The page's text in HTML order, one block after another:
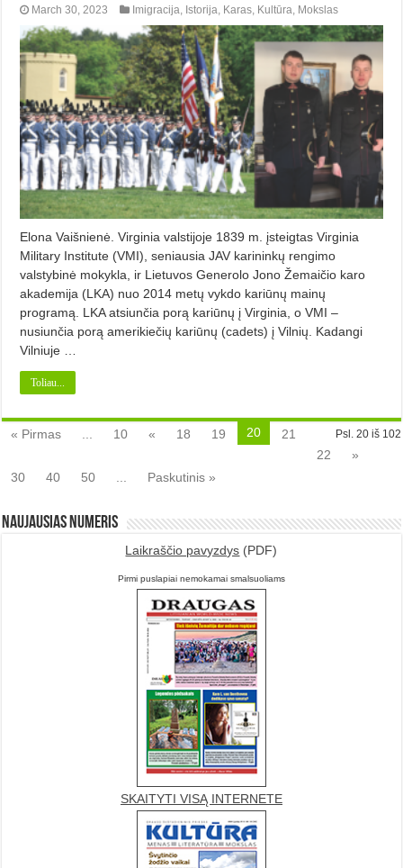
March 30, 2023 Imigracija, Istorija, Karas, Kultūra, Mokslas
Elona Vaišnienė. Virginia valstijoje 1839 m. įsteigtas Virginia
Military Institute (VMI), seniausia JAV karininkų rengimo
valstybinė mokykla, ir Lietuvos Generolo Jono Žemaičio karo
akademija (LKA) nuo 2014 metų vykdo kariūnų mainų
programą. LKA atsiunčia porą kariūnų į Virginia, o VMI –
nusiunčia porą amerikiečių kariūnų (cadets) į Vilnių. Kadan­gi
Vilniuje …
Toliau...
Psl. 20 iš 102
« Pirmas 10 « 18 19 20
21
22
»
30
40 50 Paskutinis »
Naujausias numeris
Laikraščio pavyzdys (PDF)
Pirmi puslapiai nemokamai smalsuoliams
SKAITYTI VISĄ INTERNETE